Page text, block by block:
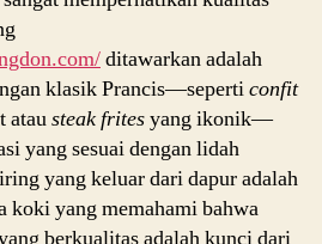
ditawarkan adalah
klasik Prancis—seperticonfit
atausteak fritesyang ikonik—
yang sesuai dengan lidah
yang keluar dari dapur adalah
koki yang memahami bahwa